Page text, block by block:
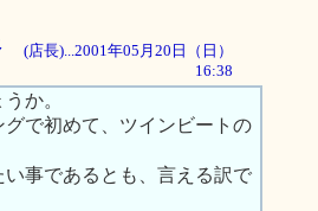
(店長)...2001年05月20日（日）
16:38
か。
で初めて、ツインビートの
事であるとも、言える訳で